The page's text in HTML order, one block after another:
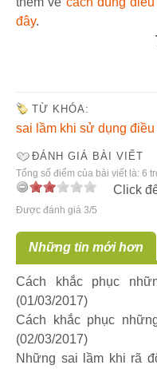
đây.
TỪ KHÓA:
sai lầm khi sử dụng điều
ĐÁNH GIÁ BÀI VIẾT
Tổng số điểm của bài viết là: 6
Click
Được đánh giá 3/5
Những tin mới hơn
Cách khắc phục
(01/03/2017)
Cách khắc phục
(02/03/2017)
Những sai lầm khi rã